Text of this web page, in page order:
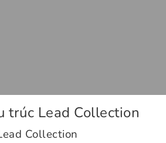
trúc Lead Collection
Collection